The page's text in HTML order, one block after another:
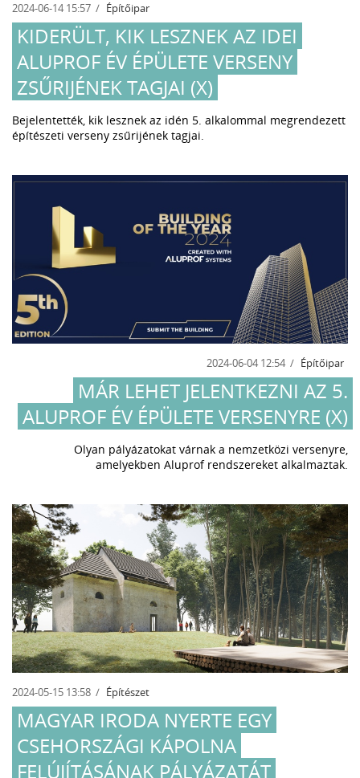
2024-06-14 15:57 Építőipar
KIDERÜLT, KIK LESZNEK AZ IDEI
ALUPROF ÉV ÉPÜLETE VERSENY
ZSŰRIJÉNEK TAGJAI (X)
Bejelentették, kik lesznek az idén 5. alkalommal megrendezett
építészeti verseny zsűrijének tagjai.
2024-06-04 12:54 Építőipar
MÁR LEHET JELENTKEZNI AZ 5.
ALUPROF ÉV ÉPÜLETE VERSENYRE (X)
Olyan pályázatokat várnak a nemzetközi versenyre,
amelyekben Aluprof rendszereket alkalmaztak.
2024-05-15 13:58 Építészet
MAGYAR IRODA NYERTE EGY
CSEHORSZÁGI KÁPOLNA
FELÚJÍTÁSÁNAK PÁLYÁZATÁT